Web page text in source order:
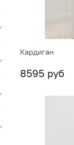
Кардиган
8595 руб